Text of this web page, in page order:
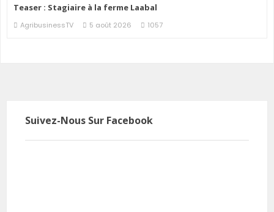
Teaser : Stagiaire à la ferme Laabal
AgribusinessTV 5 août 2026 1057
Suivez-Nous Sur Facebook